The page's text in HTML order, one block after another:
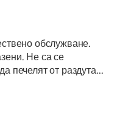
обслужване.
Не са се
печелят от раздута...